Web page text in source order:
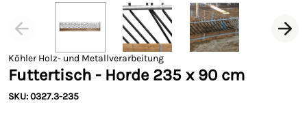
Köhler Holz- und Metallverarbeitung
Futtertisch - Horde 235 x 90 cm
SKU: 0327.3-235